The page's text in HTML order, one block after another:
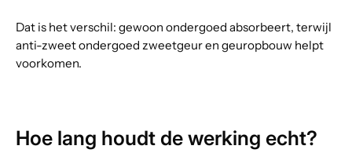
Dat is het verschil: gewoon ondergoed absorbeert, terwijl
anti-zweet ondergoed zweetgeur en geuropbouw helpt
voorkomen.
Hoe lang houdt de werking echt?